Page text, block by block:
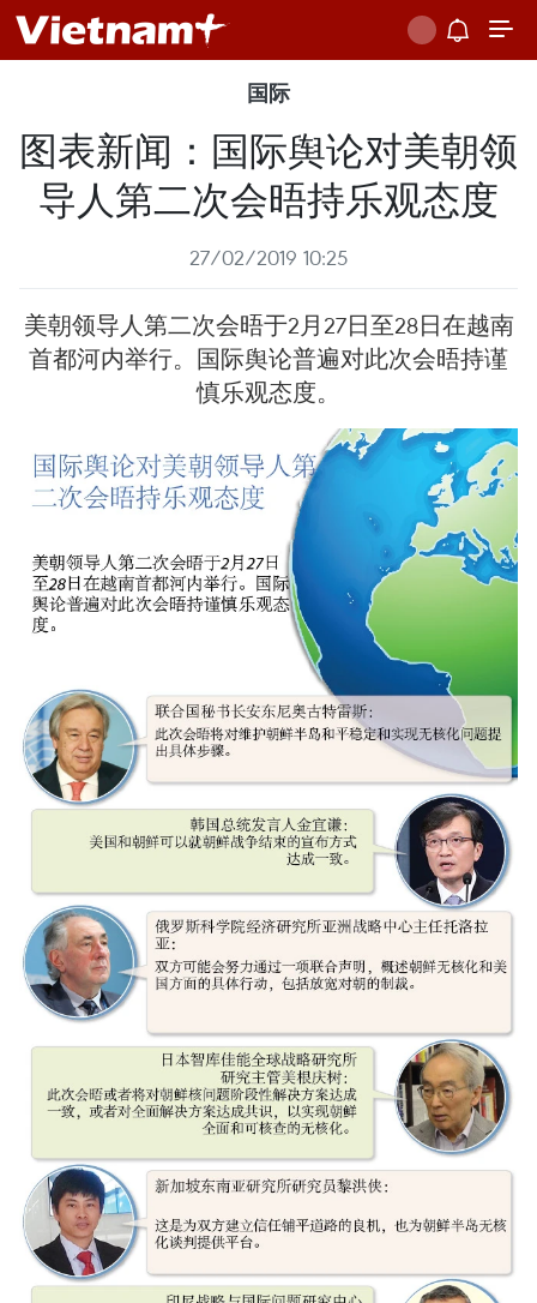
国际
图表新闻：国际舆论对美朝领
导人第二次会晤持乐观态度
27/02/2019 10:25
美朝领导人第二次会晤于2月27日至28日在越南
首都河内举行。国际舆论普遍对此次会晤持谨
慎乐观态度。